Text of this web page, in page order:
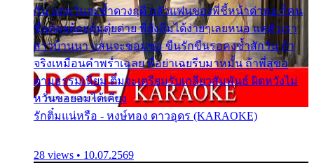
กัน แต่หวั่นจะช้ำดวงฤดี กลัวแฟนของพี่ชี้หน้าด่าทอ ก็คน
ชื่อต๋อยต้อยตุ้มตุ๋ยต่าย พี่ยังลืมได้ง่ายๆเลยหนอ แค่ตัวเรา
สาวบ้านนา แสนจะซอมซ่อ ขืนรักขืนรอคงช้ำสักวัน ถ้า
จริงเหมือนคำพร่ำเฉลย พี่อย่าเฉยรีบมาหมั้น ถ้าพี่สู่ขอ
ตามธรรมเนียม ติ๋มจะเตรียมรับเกลียวสัมพันธ์ ผิดหวังไม่
หวั่นขอยอมได้เคียง
รักติ๋มแน่หรือ - หงษ์ทอง ดาวอุดร (KARAOKE)
28 views • 10.07.2569